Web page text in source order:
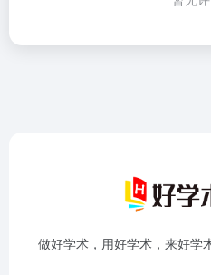
做好学术，用好学术，来好